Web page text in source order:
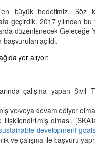
en büyük hedefimiz. Söz
geçirdik. 2017 yılından
düzenlenecek Geleceğe
açıldı.
yer alıyor:
çalışma yapan Sivil
ve/veya devam ediyor
olması,
development-
ve çalışma ile başvuru